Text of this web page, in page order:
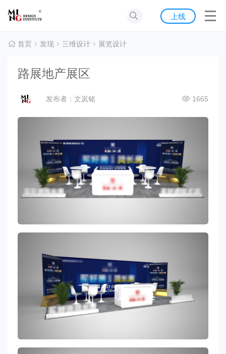
首页
发现
公告
关于我们
上线
首页 发现 三维设计 展览设计
路展地产展区
发布者：文岚铭 1665